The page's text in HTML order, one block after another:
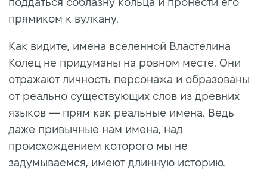
прямиком к вулкану.
Как видите, имена вселенной Властелина
Колец не придуманы на ровном месте. Они
отражают личность персонажа и образованы
от реально существующих слов из древних
языков — прям как реальные имена. Ведь
даже привычные нам имена, над
происхождением которого мы не
задумываемся, имеют длинную историю.